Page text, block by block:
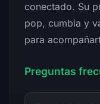
conectado. Su
pop, cumbia y
para
Preguntas